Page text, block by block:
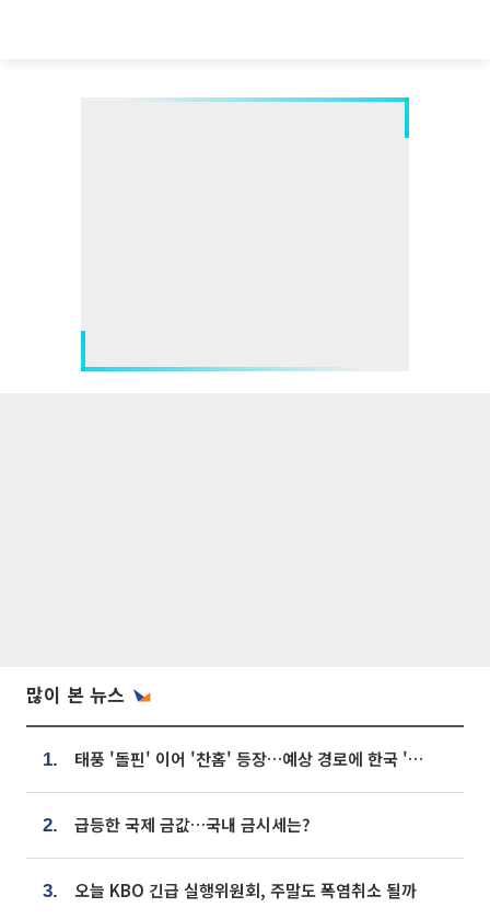
많이 본 뉴스
1. 태풍 '돌핀' 이어 '찬홈' 등장…예상 경로에 한국 '한숨'
2. 급등한 국제 금값…국내 금시세는?
3. 오늘 KBO 긴급 실행위원회, 주말도 폭염취소 될까